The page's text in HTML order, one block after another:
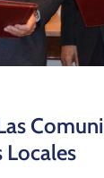
Locales